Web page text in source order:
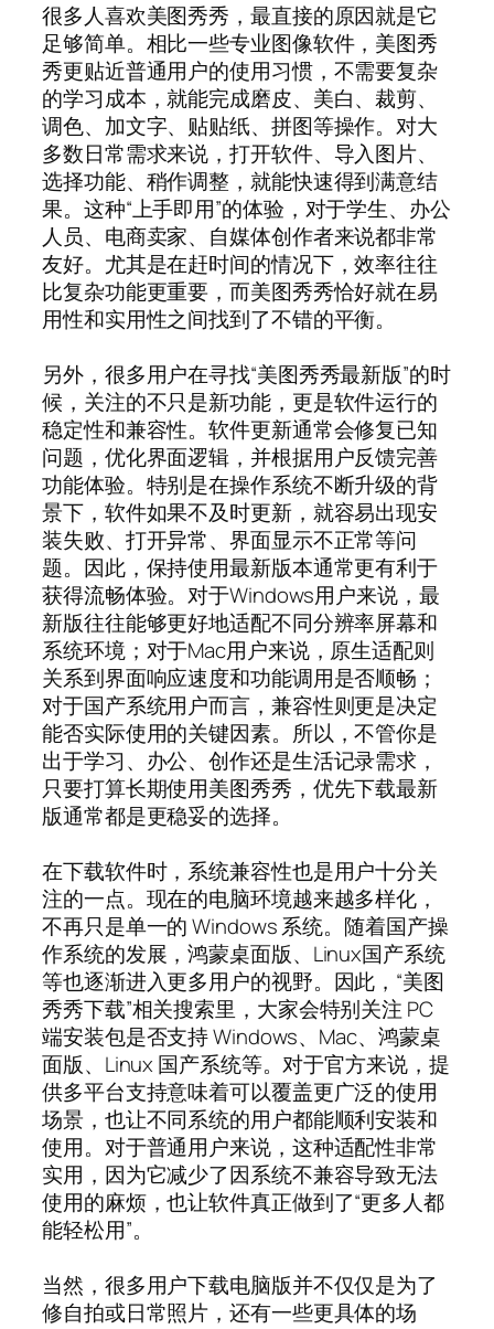
很多人喜欢美图秀秀，最直接的原因就是它
足够简单。相比一些专业图像软件，美图秀
秀更贴近普通用户的使用习惯，不需要复杂
的学习成本，就能完成磨皮、美白、裁剪、
调色、加文字、贴贴纸、拼图等操作。对大
多数日常需求来说，打开软件、导入图片、
选择功能、稍作调整，就能快速得到满意结
果。这种“上手即用”的体验，对于学生、办公
人员、电商卖家、自媒体创作者来说都非常
友好。尤其是在赶时间的情况下，效率往往
比复杂功能更重要，而美图秀秀恰好就在易
用性和实用性之间找到了不错的平衡。
另外，很多用户在寻找“美图秀秀最新版”的时
候，关注的不只是新功能，更是软件运行的
稳定性和兼容性。软件更新通常会修复已知
问题，优化界面逻辑，并根据用户反馈完善
功能体验。特别是在操作系统不断升级的背
景下，软件如果不及时更新，就容易出现安
装失败、打开异常、界面显示不正常等问
题。因此，保持使用最新版本通常更有利于
获得流畅体验。对于Windows用户来说，最
新版往往能够更好地适配不同分辨率屏幕和
系统环境；对于Mac用户来说，原生适配则
关系到界面响应速度和功能调用是否顺畅；
对于国产系统用户而言，兼容性则更是决定
能否实际使用的关键因素。所以，不管你是
出于学习、办公、创作还是生活记录需求，
只要打算长期使用美图秀秀，优先下载最新
版通常都是更稳妥的选择。
在下载软件时，系统兼容性也是用户十分关
注的一点。现在的电脑环境越来越多样化，
不再只是单一的 Windows 系统。随着国产操
作系统的发展，鸿蒙桌面版、Linux国产系统
等也逐渐进入更多用户的视野。因此，“美图
秀秀下载”相关搜索里，大家会特别关注 PC
端安装包是否支持 Windows、Mac、鸿蒙桌
面版、Linux 国产系统等。对于官方来说，提
供多平台支持意味着可以覆盖更广泛的使用
场景，也让不同系统的用户都能顺利安装和
使用。对于普通用户来说，这种适配性非常
实用，因为它减少了因系统不兼容导致无法
使用的麻烦，也让软件真正做到了“更多人都
能轻松用”。
当然，很多用户下载电脑版并不仅仅是为了
修自拍或日常照片，还有一些更具体的场